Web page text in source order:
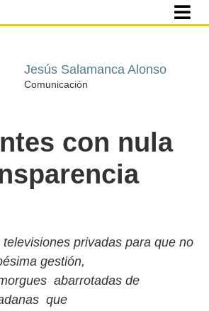
Jesús Salamanca Alonso
Comunicación
con nula
televisiones privadas para que no
gestión,
abarrotadas de
que